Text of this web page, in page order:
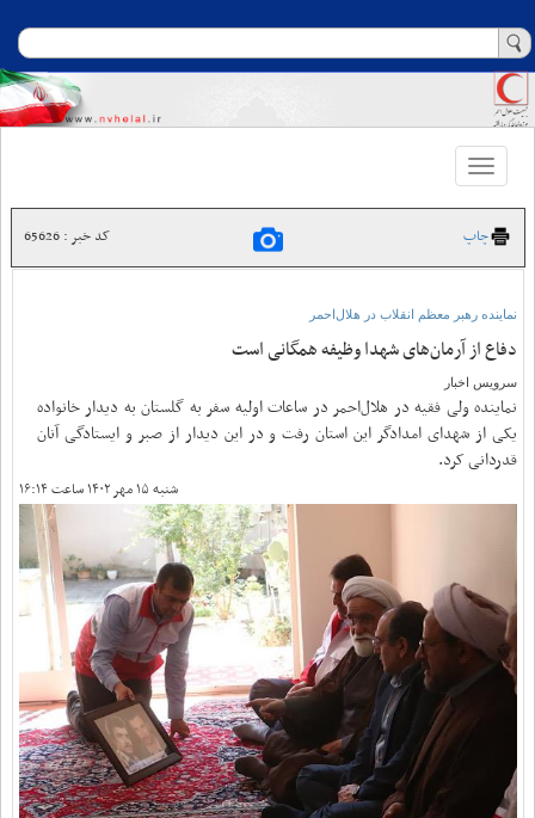
Toggle
navigation
چاپ کد خبر : 65626
نماینده رهبر معظم انقلاب در هلال‌احمر
دفاع از آرمان‌های شهدا وظیفه‌ همگانی است
سرویس اخبار
نماینده ولی فقیه در هلال‌احمر در ساعات اولیه سفر به گلستان به دیدار خانواده
یکی از شهدای امدادگر این استان رفت و در این دیدار از صبر و ایستادگی آنان
قدردانی کرد.
شنبه ۱۵ مهر ۱۴۰۲ ساعت ۱۶:۱۴